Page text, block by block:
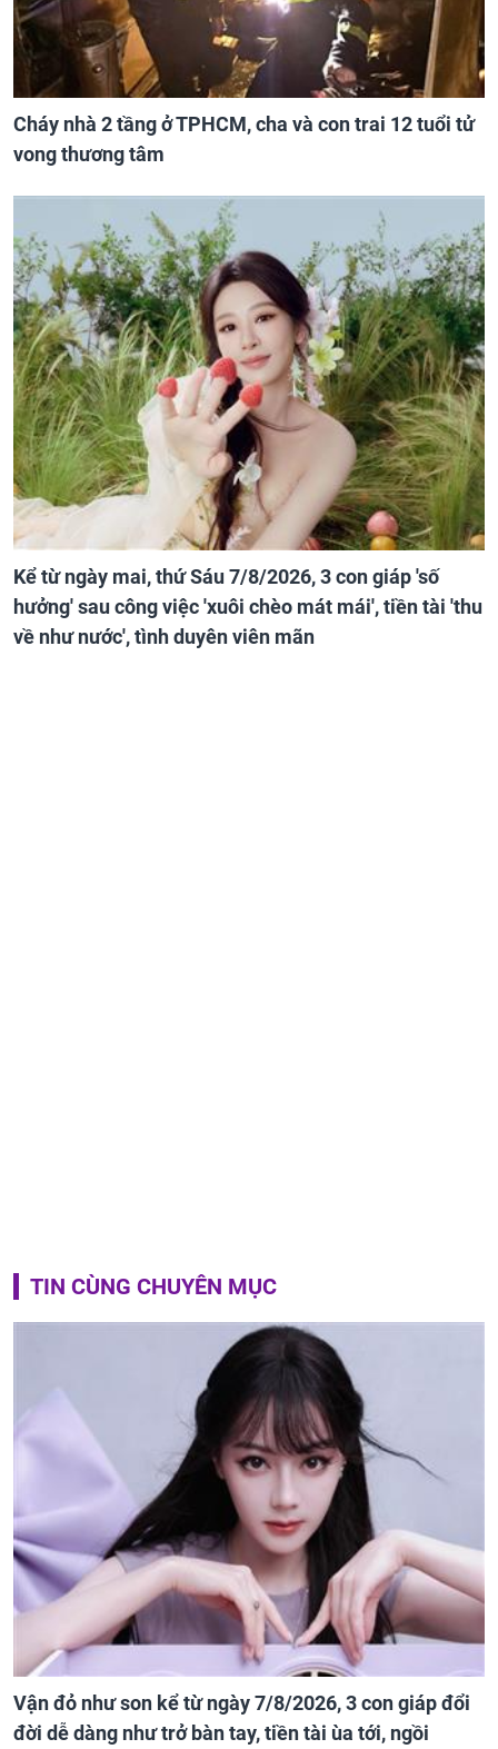
Cháy nhà 2 tầng ở TPHCM, cha và con trai 12 tuổi tử
vong thương tâm
Kể từ ngày mai, thứ Sáu 7/8/2026, 3 con giáp 'số
hưởng' sau công việc 'xuôi chèo mát mái', tiền tài 'thu
về như nước', tình duyên viên mãn
TIN CÙNG CHUYÊN MỤC
Vận đỏ như son kể từ ngày 7/8/2026, 3 con giáp đổi
đời dễ dàng như trở bàn tay, tiền tài ùa tới, ngồi